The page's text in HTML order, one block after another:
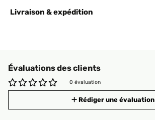
Livraison & expédition
Évaluations des clients
0 évaluation
Rédiger une évaluation